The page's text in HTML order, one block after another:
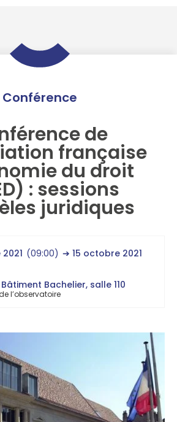
Conférence
de
française
du droit
: sessions
juridiques
(09:00) ➔ 15 octobre 2021
Bâtiment Bachelier, salle 110
l’observatoire